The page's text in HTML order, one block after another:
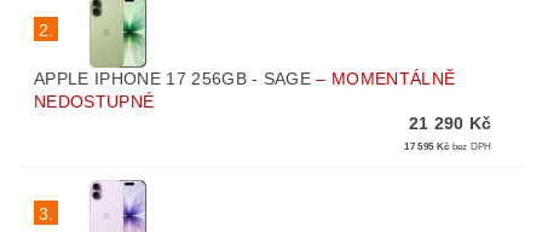
2.
APPLE IPHONE 17 256GB - SAGE– MOMENTÁLNĚ
NEDOSTUPNÉ
21 290 Kč
17 595 Kč bez DPH
3.